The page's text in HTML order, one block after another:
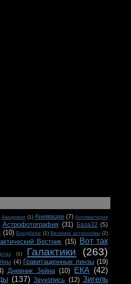
Академия (1) Анимации (7) Антиматерия
Астрофотография (31) База32 (5)
(10) Бредбери (1) Великие астрономы (2)
Вестник (15)
Вот так
(1) Галактики (263)
(4) Гравитационные линзы (19)
Дневник Зейна (10) ЕКА (42)
(137) Звукопись (12) Зигель